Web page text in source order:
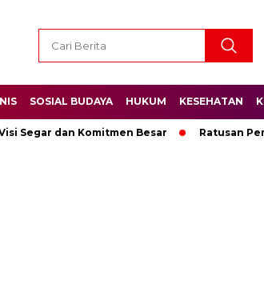
SOSIAL BUDAYA HUKUM KESEHATAN
dan Komitmen Besar Ratusan